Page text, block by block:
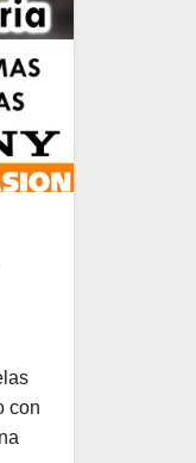
con